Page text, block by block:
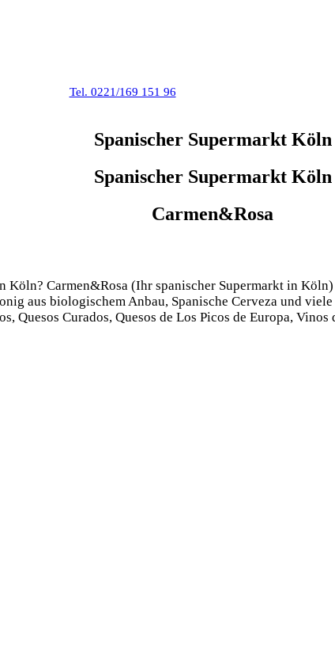
Tel. 0221/169 151 96
Spanischer Supermarkt Köln
Spanischer Supermarkt Köln
Carmen&Rosa
Köln? Carmen&Rosa (Ihr spanischer Supermarkt in
aus biologischem Anbau, Spanische Cerveza und
Quesos Curados, Quesos de Los Picos de Europa,